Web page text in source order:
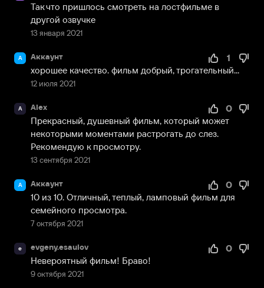
13 января 2021
Так что пришлось смотреть на лостфильме в
другой озвучке
А Аккаунт
12 июля 2021
1
хорошее качество. фильм добрый, трогательный...
A Alex
13 сентября 2021
0
Прекрасный, душевный фильм, который может
некоторыми моментами растрогать до слез.
Рекомендую к просмотру.
А Аккаунт
7 октября 2021
0
10 из 10. Отличный, теплый, ламповый фильм для
семейного просмотра.
e evgeny.esaulov
9 октября 2021
0
Невероятный фильм! Браво!